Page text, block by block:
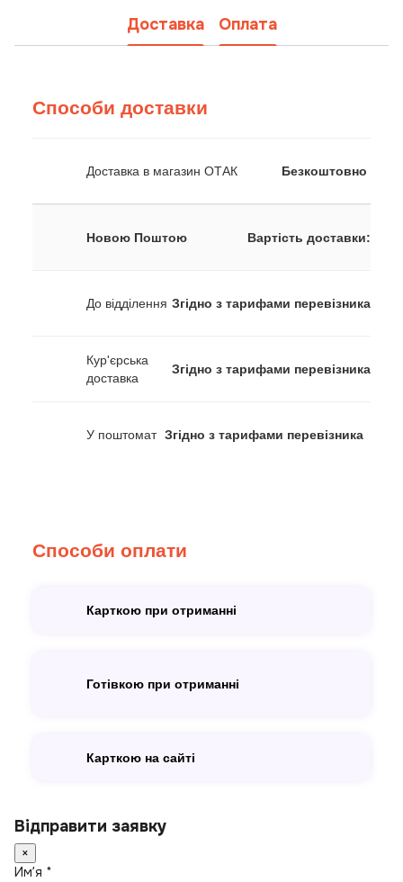
Доставка Оплата
Способи доставки
Доставка в магазин ОТАК Безкоштовно
Новою Поштою Вартість доставки:
До відділення Згідно з тарифами перевізника
Кур'єрська
доставка
Згідно з тарифами перевізника
У поштомат Згідно з тарифами перевізника
Способи оплати
Карткою при отриманні
Готівкою при отриманні
Карткою на сайті
Відправити заявку
×
Имʼя *